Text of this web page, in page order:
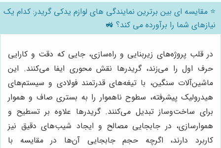
⭐️ مقایسه ای بین برترین نمایندگی های لوازم یدکی گریدر: کدام یک
نیازهای شما را برآورده می کند؟ 🚜
در قلب پروژه‌های زیربنایی و راه‌سازی، جایی که دقت و کارایی
حرف اول را می‌زند، گریدرها نقش محوری ایفا می‌کنند. این
ماشین‌آلات سنگین، با تیغه‌های قدرتمند فولادی و سیستم‌های
هیدرولیک پیشرفته، سطوح ناهموار را به بستری صاف و هموار
برای ساخت‌وساز تبدیل می‌کنند. گریدرها علاوه بر تسطیح و
هموارسازی، در جابجایی مصالح و ایجاد شیب‌های دقیق نیز
کاربرد دارند، اگرچه حجم جابجایی آن‌ها در مقایسه با